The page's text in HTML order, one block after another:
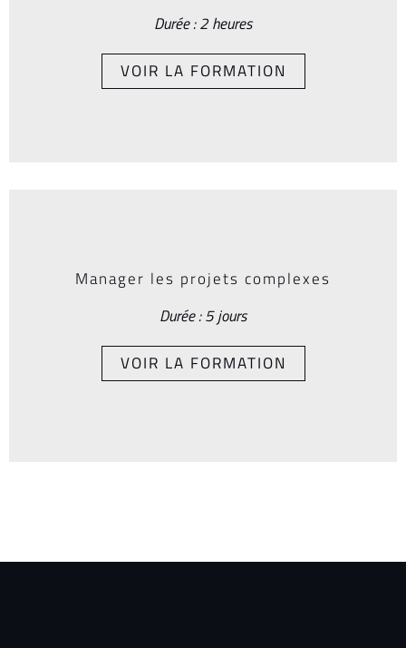
Durée : 2 heures
VOIR LA FORMATION
Manager les projets complexes
Durée : 5 jours
VOIR LA FORMATION